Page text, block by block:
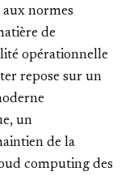
normes
de
opérationnelle
repose sur un
un
de la
computing des